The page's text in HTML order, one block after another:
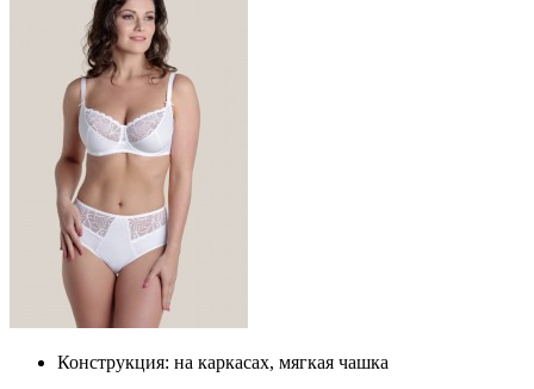
Конструкция: на каркасах, мягкая чашка